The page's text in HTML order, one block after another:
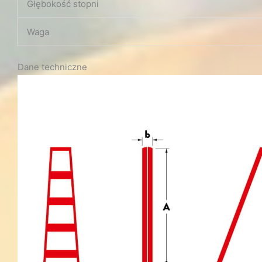
Głębokość stopni
Waga
Dane techniczne